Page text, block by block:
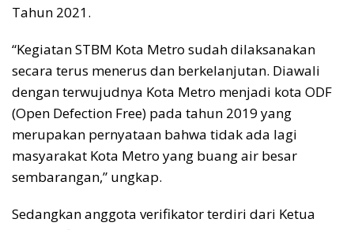
Tahun 2021.
“Kegiatan STBM Kota Metro sudah dilaksanakan
secara terus menerus dan berkelanjutan. Diawali
dengan terwujudnya Kota Metro menjadi kota ODF
(Open Defection Free) pada tahun 2019 yang
merupakan pernyataan bahwa tidak ada lagi
masyarakat Kota Metro yang buang air besar
sembarangan,” ungkap.
Sedangkan anggota verifikator terdiri dari Ketua